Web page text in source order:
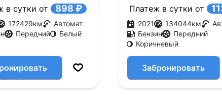
в сутки от 898 ₽
172429км
Автомат
Передний Белый
Платеж в сутки от
2021 134044км
Бензин
Передний
Коричневый
Забронировать